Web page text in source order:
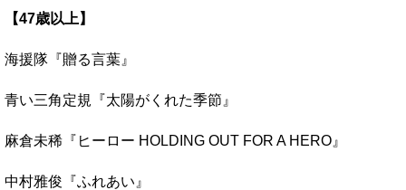
【47歳以上】
海援隊『贈る言葉』
青い三角定規『太陽がくれた季節』
麻倉未稀『ヒーロー HOLDING OUT FOR A HERO』
中村雅俊『ふれあい』